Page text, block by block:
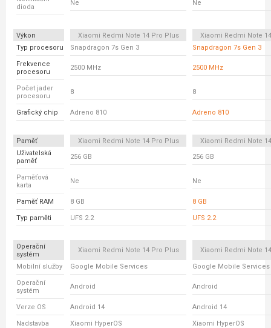
dioda
Ne Ne
Výkon Xiaomi Redmi Note 14 Pro Plus
Xiaomi Redmi Note
Typ procesoru
Snapdragon 7s Gen 3 Snapdragon 7s Gen 3
Frekvence
procesoru
2500 MHz 2500 MHz
Počet jader
procesoru
8 8
Grafický chip Adreno 810 Adreno 810
Paměť Xiaomi Redmi Note 14 Pro Plus
Xiaomi Redmi Note
Uživatelská
paměť
256 GB 256 GB
Paměťová
karta
Ne Ne
Paměť RAM 8 GB 8 GB
Typ paměti UFS 2.2 UFS 2.2
Operační
systém
Xiaomi Redmi Note 14 Pro Plus Xiaomi Redmi Note
Mobilní služby Google Mobile Services Google Mobile Services
Operační
systém
Android Android
Verze OS Android 14 Android 14
Nadstavba Xiaomi HyperOS Xiaomi HyperOS